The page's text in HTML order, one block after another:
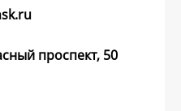
проспект, 50